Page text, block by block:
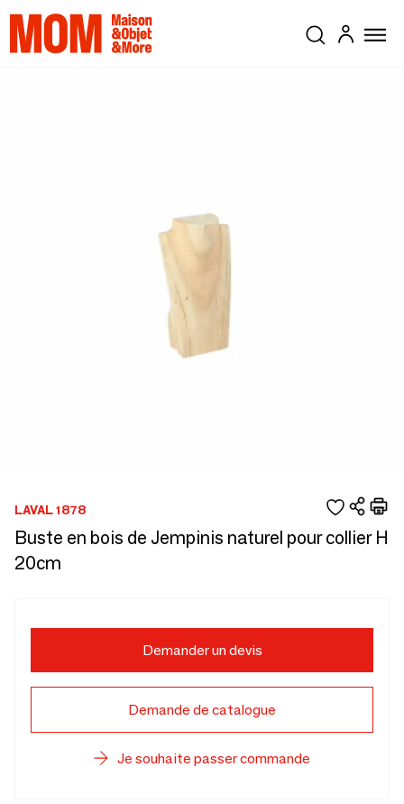
LAVAL 1878
Buste en bois de Jempinis naturel pour collier H
20cm
Demander un devis
Demande de catalogue
Je souhaite passer commande